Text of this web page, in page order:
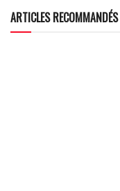
ARTICLES RECOMMANDÉS